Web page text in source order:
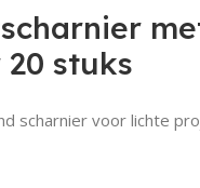
stuks
scharnier voor lichte